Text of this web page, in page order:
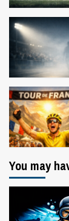
You may